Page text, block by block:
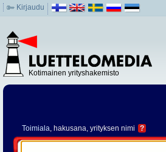
Kirjaudu
Kotimainen yrityshakemisto
Toimiala, hakusana, yrityksen nimi ?